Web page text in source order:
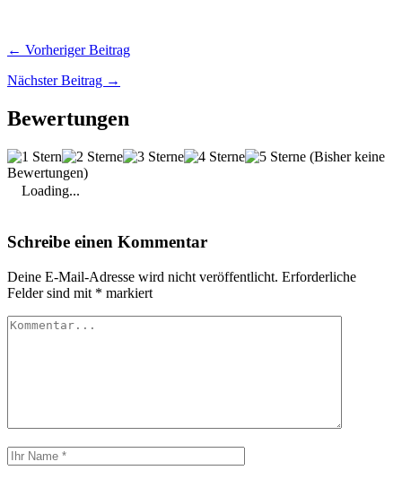
← Vorheriger Beitrag
Nächster Beitrag →
Bewertungen
(Bisher keine
Bewertungen)
Loading...
Schreibe einen Kommentar
Deine E-Mail-Adresse wird nicht veröffentlicht. Erforderliche
Felder sind mit * markiert